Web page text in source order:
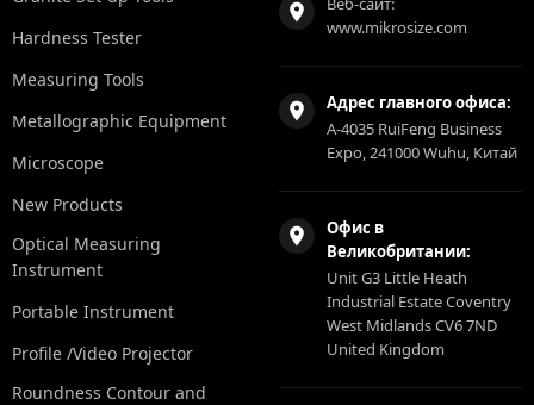
Hardness Tester
Measuring Tools
Metallographic Equipment
Microscope
New Products
Optical Measuring
Instrument
Portable Instrument
Profile /Video Projector
Roundness Contour and
www.mikrosize.com
Адрес главного офиса:
A-4035 RuiFeng Business
Expo, 241000 Wuhu, Китай
Офис в
Великобритании:
Unit G3 Little Heath
Industrial Estate Coventry
West Midlands CV6 7ND
United Kingdom